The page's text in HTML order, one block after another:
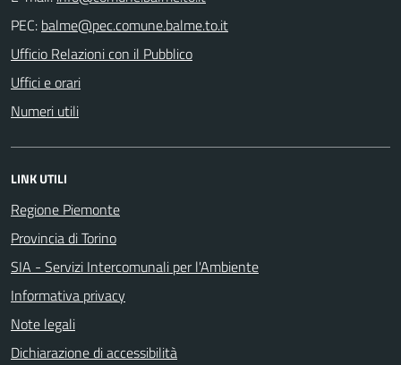
PEC:
Ufficio Relazioni con il Pubblico
Uffici e orari
Numeri utili
LINK UTILI
Regione Piemonte
Provincia di Torino
SIA - Servizi Intercomunali per l'Ambiente
Informativa privacy
Note legali
Dichiarazione di accessibilità